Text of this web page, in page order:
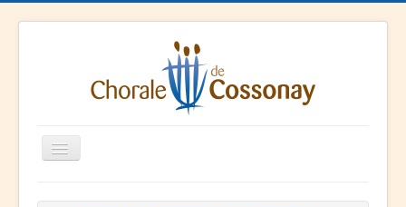
Basculer
la